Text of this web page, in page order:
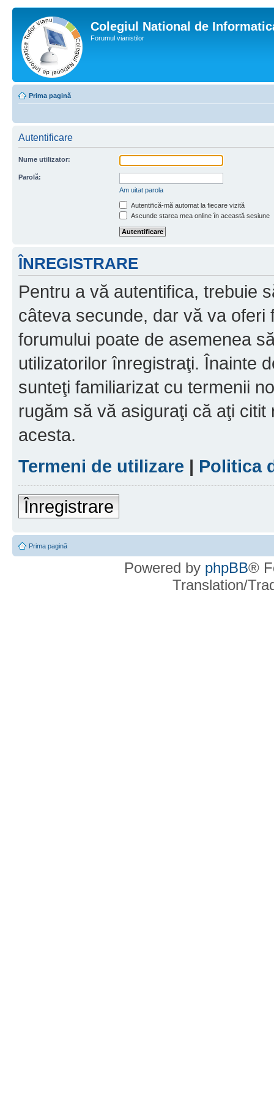
Colegiul National de
Forumul vianistilor
Prima pagină
Autentificare
Nume utilizator:
Parolă:
Am uitat parola
Autentifică-mă automat la fiecare vizită
Ascunde starea mea online în această sesiune
ÎNREGISTRARE
Pentru a vă autentifica, trebuie
câteva secunde, dar vă va oferi
forumului poate de asemenea
utilizatorilor înregistraţi. Înainte
sunteţi familiarizat cu termenii
rugăm să vă asiguraţi că aţi
acesta.
Termeni de utilizare | Politica
Înregistrare
Prima pagină
Powered by phpBB®
Translation/